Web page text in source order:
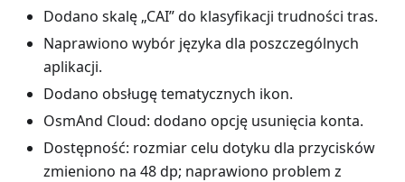
Dodano skalę „CAI” do klasyfikacji trudności tras.
Naprawiono wybór języka dla poszczególnych
aplikacji.
Dodano obsługę tematycznych ikon.
OsmAnd Cloud: dodano opcję usunięcia konta.
Dostępność: rozmiar celu dotyku dla przycisków
zmieniono na 48 dp; naprawiono problem z